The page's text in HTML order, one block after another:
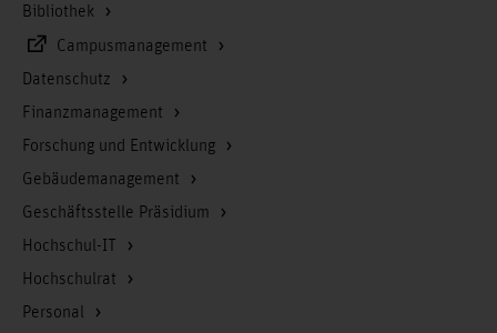
Bibliothek
Campusmanagement
Datenschutz
Finanzmanagement
Forschung und Entwicklung
Gebäudemanagement
Geschäftsstelle Präsidium
Hochschul-IT
Hochschulrat
Personal